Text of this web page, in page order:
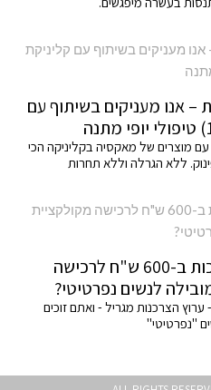
– אנו מעניקים בשיתוף עם
עם מוצרים של מאקסיה בקליניקה הכי
רוצה להשתתף בהגרלה ולזכות ב-600 ש"ח לרכישה
לנשים נפרטיטי?
הצרכנות מגריל - ואתם זוכים
"נפרטיטי"